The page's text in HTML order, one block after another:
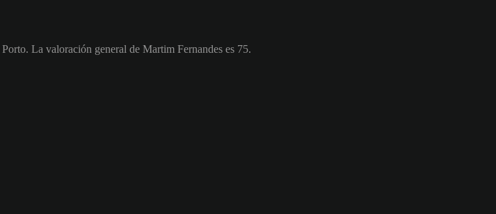
La valoración general de Martim Fernandes es 75.